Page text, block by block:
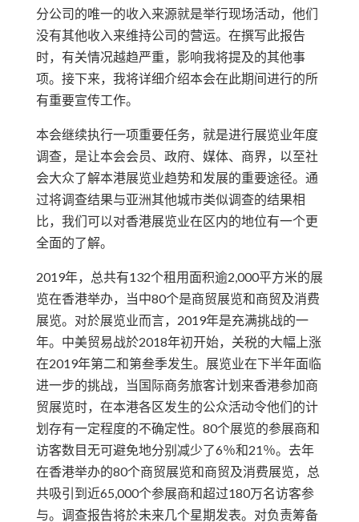
分公司的唯一的收入来源就是举行现场活动，他们
没有其他收入来维持公司的营运。在撰写此报告
时，有关情况越趋严重，影响我将提及的其他事
项。接下来，我将详细介绍本会在此期间进行的所
有重要宣传工作。
本会继续执行一项重要任务，就是进行展览业年度
调查，是让本会会员、政府、媒体、商界，以至社
会大众了解本港展览业趋势和发展的重要途径。通
过将调查结果与亚洲其他城市类似调查的结果相
比，我们可以对香港展览业在区内的地位有一个更
全面的了解。
2019年，总共有132个租用面积逾2,000平方米的展
览在香港举办，当中80个是商贸展览和商贸及消费
展览。对於展览业而言，2019年是充满挑战的一
年。中美贸易战於2018年初开始，关税的大幅上涨
在2019年第二和第叁季发生。展览业在下半年面临
进一步的挑战，当国际商务旅客计划来香港参加商
贸展览时，在本港各区发生的公众活动令他们的计
划存有一定程度的不确定性。80个展览的参展商和
访客数目无可避免地分别减少了6％和21％。去年
在香港举办的80个商贸展览和商贸及消费展览，总
共吸引到近65,000个参展商和超过180万名访客参
与。调查报告将於未来几个星期发表。对负责筹备